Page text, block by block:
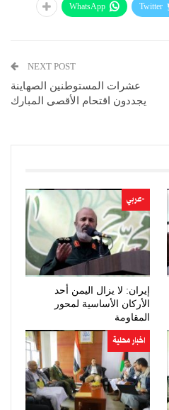
Twitter
WhatsApp
NEXT POST
عشرات المستوطنين الصهاينة
يجددون اقتحام الأقصى المبارك
-عربي
إيران: لا يزال اليمن أحد
الأركان الأساسية لمحور
المقاومة
اخبار محلية